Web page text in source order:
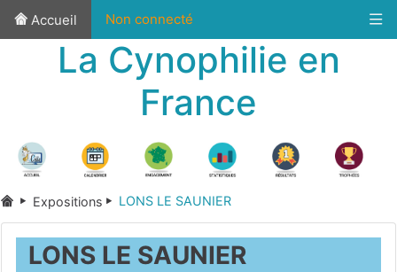
Accueil Non connecté
La Cynophilie en
France
Expositions LONS LE SAUNIER
LONS LE SAUNIER